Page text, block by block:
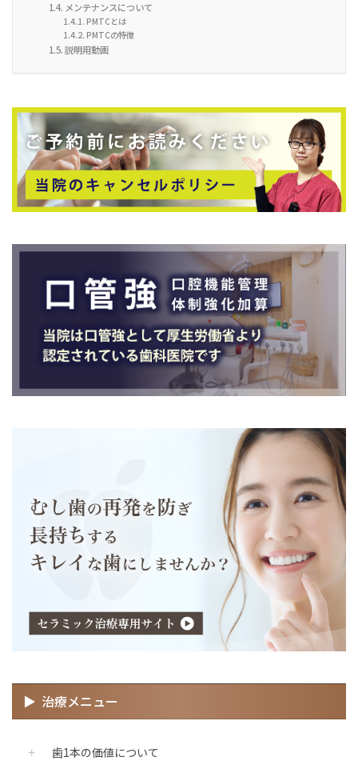
メンテナンスについて
PMTCとは
PMTCの特徴
説明用動画
治療メニュー
歯1本の価値について